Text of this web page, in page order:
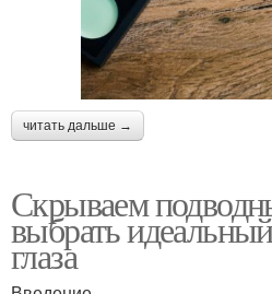
читать дальше →
Скрываем
выбрать
глаза